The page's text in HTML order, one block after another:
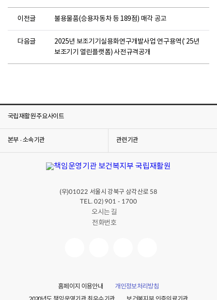
이전글 불용물품(승용자동차 등 189점) 매각 공고
다음글
2025년 보조기기실용화연구개발사업 연구용역(´25년
보조기기 열린플랫폼) 사전규격공개
국립재활원 주요사이트
본부 · 소속기관 관련기관
(우)01022 서울시 강북구 삼각산로 58
TEL. 02) 901 - 1700
오시는 길
전화번호
홈페이지 이용안내
개인정보처리방침